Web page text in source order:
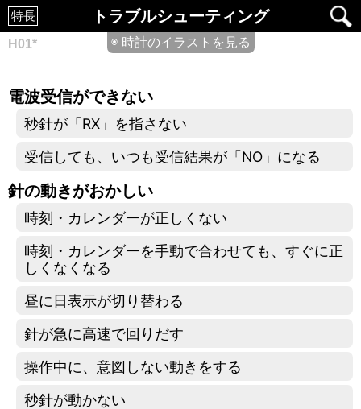
特長 トラブルシューティング
◉ 時計のイラストを見る
H01*
電波受信ができない
秒針が「RX」を指さない
受信しても、いつも受信結果が「NO」になる
針の動きがおかしい
時刻・カレンダーが正しくない
時刻・カレンダーを手動で合わせても、すぐに正
しくなくなる
昼に日表示が切り替わる
針が急に高速で回りだす
操作中に、意図しない動きをする
秒針が動かない